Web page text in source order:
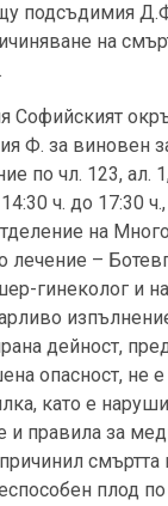
подсъдимия
на
Софийският
Ф. за виновен
по чл. 123, ал.
ч. до 17:30
на
лечение –
гинеколог и
дейност,
опасност, не
като е
и правила за
смъртта
плод